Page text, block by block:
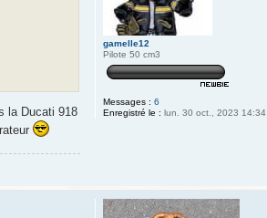
o
u
n
e
n
gamelle12
Pilote 50 cm3
Messages : 6
Enregistré le : lun. 30 oct., 2023 14:34
la Ducati 918